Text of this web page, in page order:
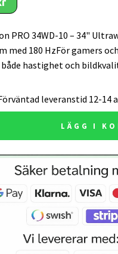
PRO 34WD-10 – 34"
med 180 HzFör gamers
både hastighet och
leveranstid 12-14
LÄGG I